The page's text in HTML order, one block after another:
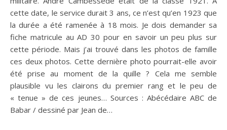
cette date, le service durait 3 ans, ce n’est qu’en 1923 que
la durée a été ramenée à 18 mois. Je dois demander sa
fiche matricule au AD 30 pour en savoir un peu plus sur
cette période. Mais j’ai trouvé dans les photos de famille
ces deux photos. Cette dernière photo pourrait-elle avoir
été prise au moment de la quille ? Cela me semble
plausible vu les clairons du premier rang et le peu de
« tenue » de ces jeunes… Sources : Abécédaire ABC de
Babar / dessiné par Jean de…